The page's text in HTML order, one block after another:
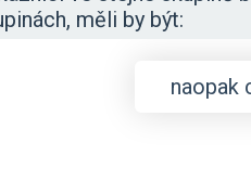
měli by být:
naopak